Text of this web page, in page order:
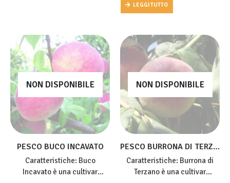
LEGGI TUTTO
NON DISPONIBILE
PESCO BUCO INCAVATO
Caratteristiche: Buco
Incavato è una cultivar
NON DISPONIBILE
PESCO BURRONA DI TERZANO
Caratteristiche: Burrona di
Terzano è una cultivar